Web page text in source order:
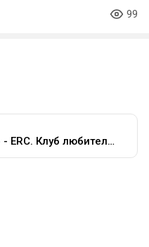
99
Enthusiast Riders Club - ERC. Клуб любителей мотоциклов разных марок.